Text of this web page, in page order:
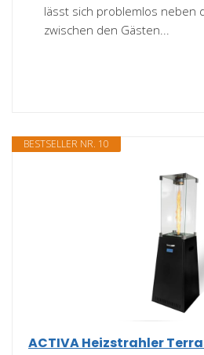
lässt sich problemlos neben
zwischen den Gästen...
BESTSELLER NR. 10
ACTIVA Heizstrahler